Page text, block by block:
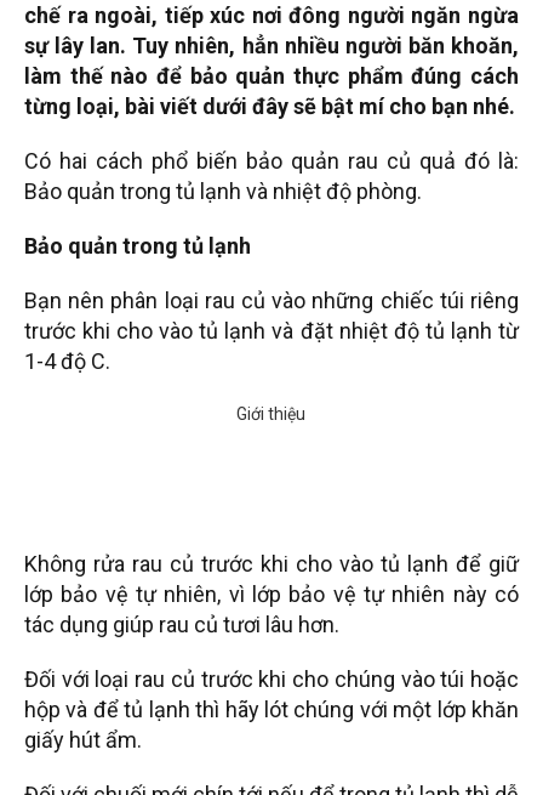
chế ra ngoài, tiếp xúc nơi đông người ngăn ngừa
sự lây lan. Tuy nhiên, hẳn nhiều người băn khoăn,
làm thế nào để bảo quản thực phẩm đúng cách
từng loại, bài viết dưới đây sẽ bật mí cho bạn nhé.
Có hai cách phổ biến bảo quản rau củ quả đó là:
Bảo quản trong tủ lạnh và nhiệt độ phòng.
Bảo quản trong tủ lạnh
Bạn nên phân loại rau củ vào những chiếc túi riêng
trước khi cho vào tủ lạnh và đặt nhiệt độ tủ lạnh từ
1-4 độ C.
Không rửa rau củ trước khi cho vào tủ lạnh để giữ
lớp bảo vệ tự nhiên, vì lớp bảo vệ tự nhiên này có
tác dụng giúp rau củ tươi lâu hơn.
Đối với loại rau củ trước khi cho chúng vào túi hoặc
hộp và để tủ lạnh thì hãy lót chúng với một lớp khăn
giấy hút ẩm.